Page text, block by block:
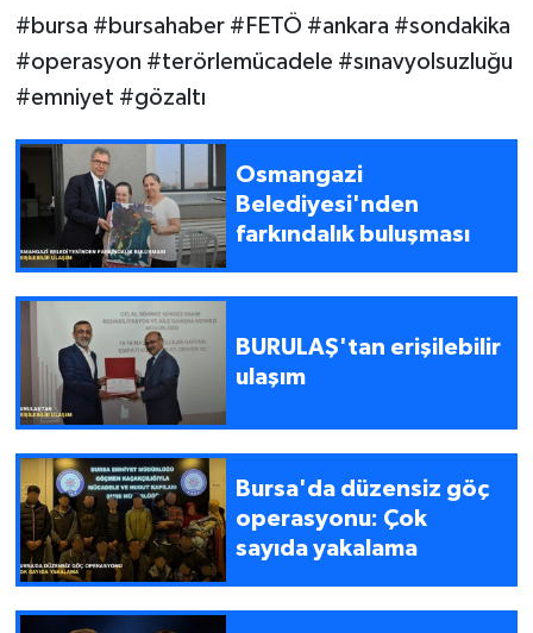
#bursa #bursahaber #FETÖ #ankara #sondakika
#operasyon #terörlemücadele #sınavyolsuzluğu
#emniyet #gözaltı
Osmangazi
Belediyesi'nden
farkındalık buluşması
BURULAŞ'tan erişilebilir
ulaşım
Bursa'da düzensiz göç
operasyonu: Çok
sayıda yakalama